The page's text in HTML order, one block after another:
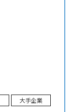
大手企業